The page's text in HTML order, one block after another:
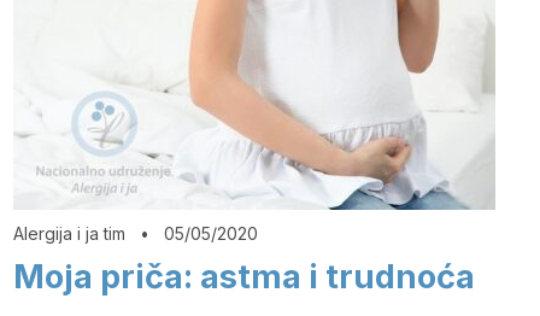
Alergija i ja tim •05/05/2020
Moja priča: astma i trudnoća